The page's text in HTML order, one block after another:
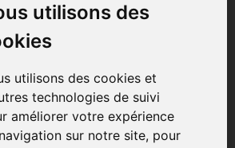
utilisons des
utilisons des cookies et
technologies de suivi
améliorer votre expérience
sur notre site, pour